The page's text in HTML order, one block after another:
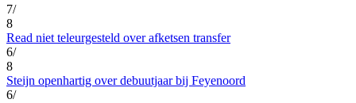
7/
8
Read niet teleurgesteld over afketsen transfer
6/
8
Steijn openhartig over debuutjaar bij Feyenoord
6/